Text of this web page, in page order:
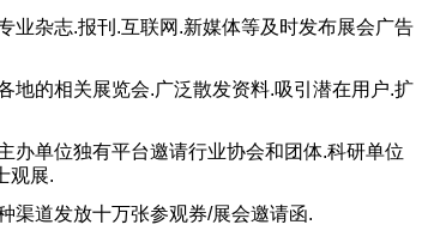
业杂志.报刊.互联网.新媒体等及时发布展会广告
地的相关展览会.广泛散发资料.吸引潜在用户.扩
办单位独有平台邀请行业协会和团体.科研单位
观展.
渠道发放十万张参观券/展会邀请函.